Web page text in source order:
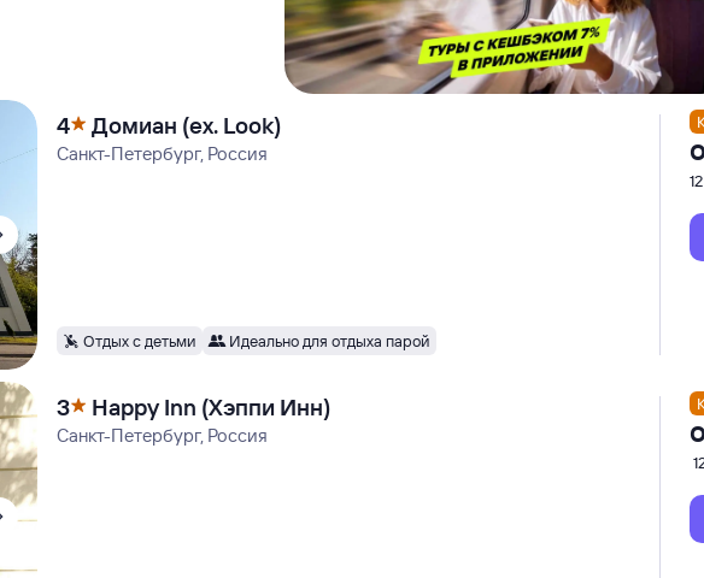
4 Домиан (ex. Look)
Санкт-Петербург, Россия
Отдых с детьми Идеально для отдыха парой
3 Happy Inn (Хэппи Инн)
Санкт-Петербург, Россия